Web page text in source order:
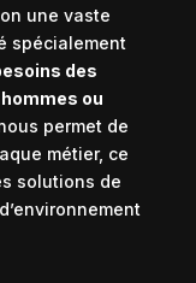
une vaste
spécialement
des
ou
permet de
métier, ce
solutions de